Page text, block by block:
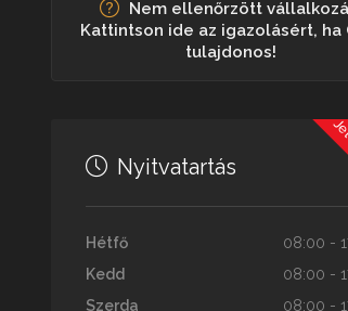
Nem ellenőrzött
Kattintson ide az igazolásért, ha
tulajdonos!
Nyitvatartás
Hétfő
08:00 -
Kedd
08:00 -
Szerda
08:00 -